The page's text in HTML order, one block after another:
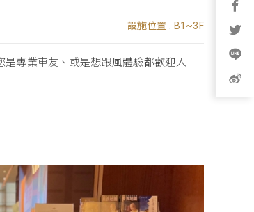
設施位置 : B1~3F
專業車友、或是想跟風體驗都歡迎入